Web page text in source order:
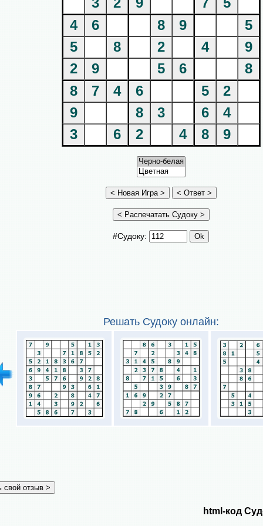
4
6 8 9
5
5
8 2 4
9
2
9 5 6
8
8
7 4 6 5
2
9
8 3 6
4
3
6 2 4 8 9
#Судоку:
Решать Судоку онлайн:
html-код